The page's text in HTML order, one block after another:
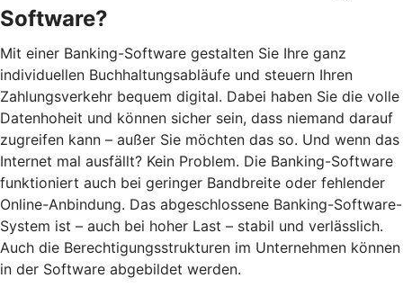
Software?
Mit einer Banking-Software gestalten Sie Ihre ganz
individuellen Buchhaltungsabläufe und steuern Ihren
Zahlungsverkehr bequem digital. Dabei haben Sie die volle
Datenhoheit und können sicher sein, dass niemand darauf
zugreifen kann – außer Sie möchten das so. Und wenn das
Internet mal ausfällt? Kein Problem. Die Banking-Software
funktioniert auch bei geringer Bandbreite oder fehlender
Online-Anbindung. Das abgeschlossene Banking-Software-
System ist – auch bei hoher Last – stabil und verlässlich.
Auch die Berechtigungsstrukturen im Unternehmen können
in der Software abgebildet werden.